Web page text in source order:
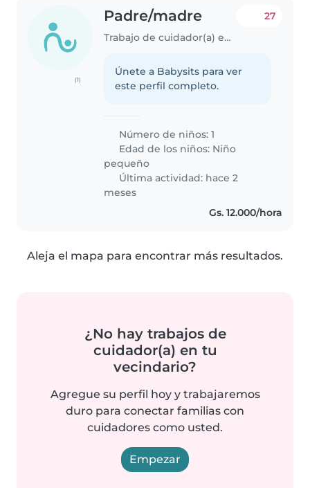
(1)
Padre/madre
Trabajo de cuidador(a) en Capiatá
27
Únete a Babysits para ver
este perfil completo.
Número de niños: 1
Edad de los niños: Niño
pequeño
Última actividad: hace 2
meses
Gs. 12.000/hora
Aleja el mapa para encontrar más resultados.
¿No hay trabajos de
cuidador(a) en tu
vecindario?
Agregue su perfil hoy y trabajaremos
duro para conectar familias con
cuidadores como usted.
Empezar